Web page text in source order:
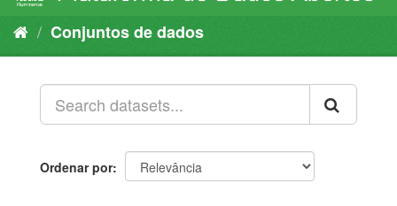
Conjuntos de dados
Ordenar por